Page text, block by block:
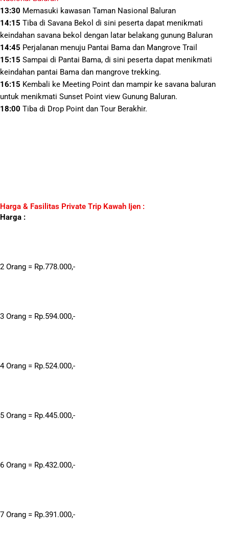
13:30 Memasuki kawasan Taman Nasional Baluran
14:15 Tiba di Savana Bekol di sini peserta dapat menikmati
keindahan savana bekol dengan latar belakang gunung Baluran
14:45 Perjalanan menuju Pantai Bama dan Mangrove Trail
15:15 Sampai di Pantai Bama, di sini peserta dapat menikmati
keindahan pantai Bama dan mangrove trekking.
16:15 Kembali ke Meeting Point dan mampir ke savana baluran
untuk menikmati Sunset Point view Gunung Baluran.
18:00 Tiba di Drop Point dan Tour Berakhir.
Harga & Fasilitas Private Trip Kawah Ijen :
Harga :
2 Orang = Rp.778.000,-
3 Orang = Rp.594.000,-
4 Orang = Rp.524.000,-
5 Orang = Rp.445.000,-
6 Orang = Rp.432.000,-
7 Orang = Rp.391.000,-